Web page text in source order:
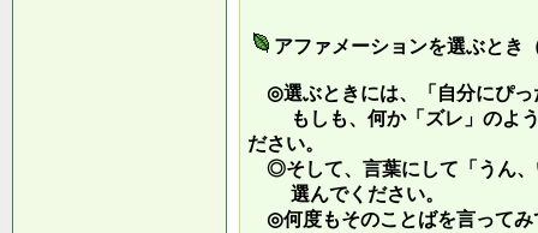
アファメーションを選ぶとき
◎選ぶときには、「自分にぴっ
もしも、何か「ズレ」のよう
ださい。
◎そして、言葉にして「うん、
選んでください。
◎何度もそのことばを言ってみ